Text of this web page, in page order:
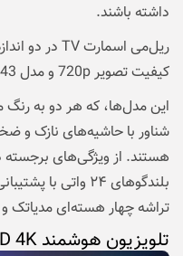
داشته باشند.
کیفیت تصویر 720p و مدل 43 اینچی با کیفیت 1080p.
این مدل‌ها، که هر دو به
هستند. از ویژگی‌های برجسته
بلندگوهای ۲۴
تراشه چهار هسته‌ای مدیاتک
تلویزیون هوشمند Realme Smart TV SLED 4K